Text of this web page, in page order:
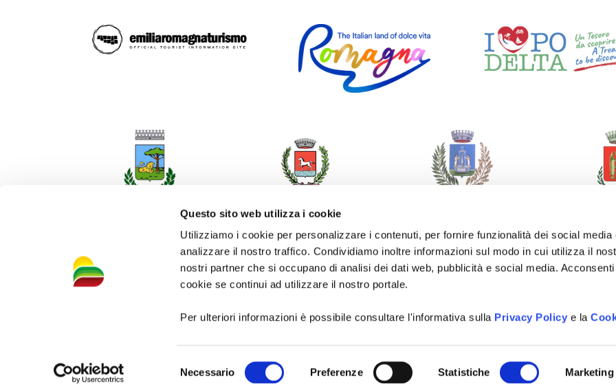
Questo sito web utilizza i cookie
Utilizziamo i cookie per personalizzare i contenuti, per fornire funzionalità dei social media
analizzare il nostro traffico. Condividiamo inoltre informazioni sul modo in cui utilizza il
nostri partner che si occupano di analisi dei dati web, pubblicità e social media.
cookie se continui ad utilizzare il nostro portale.
Per ulteriori informazioni è possibile consultare l'informativa sulla Privacy Policy e la
del
Necessario Preferenze Statistiche Marketing
Prodotto originale frutto delle menti felici e creative diHappy Minds